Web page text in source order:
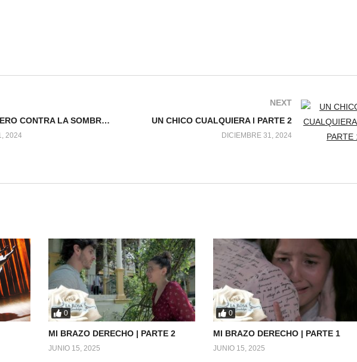
EL CABALLERO CONTRA LA SOMBRA l PARTE 2
2024
NEXT
UN CHICO CUALQUIERA l PARTE 2
DICIEMBRE 31, 2024
0
MI BRAZO DERECHO | PARTE 2
JUNIO 15, 2025
0
MI BRAZO DERECHO | PARTE 1
JUNIO 15, 2025